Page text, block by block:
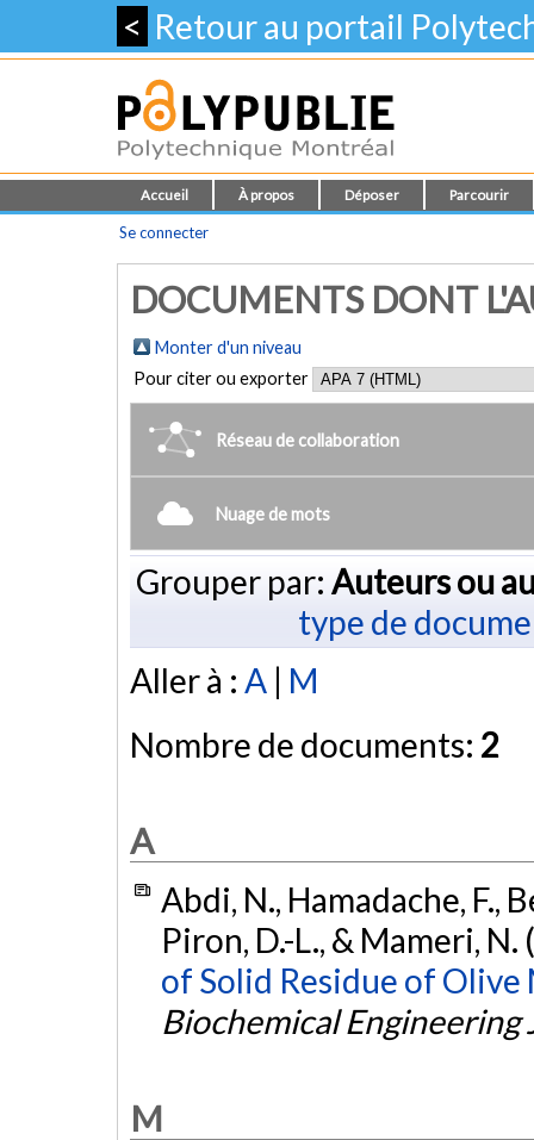
< Retour au portail
Accueil À propos Déposer Parcourir
Se connecter
DOCUMENTS DONT
Monter d'un niveau
Pour citer ou exporter
Réseau de collaboration
Nuage de mots
Grouper par: Auteurs ou
type de
Aller à : A | M
Nombre de documents: 2
A
Abdi, N., Hamadache, F.,
Piron, D.-L., & Mameri,
of Solid Residue of Olive
Biochemical Engineering
M